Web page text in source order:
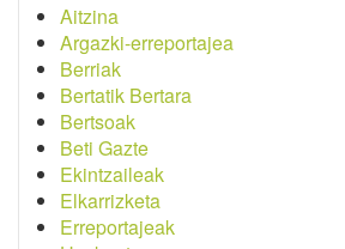
Aitzina
Argazki-erreportajea
Berriak
Bertatik Bertara
Bertsoak
Beti Gazte
Ekintzaileak
Elkarrizketa
Erreportajeak